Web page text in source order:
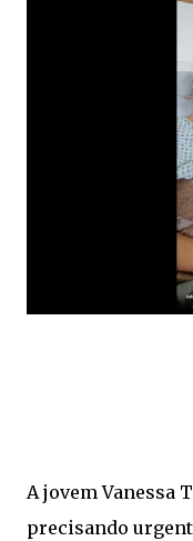
A jovem Vanessa
precisando